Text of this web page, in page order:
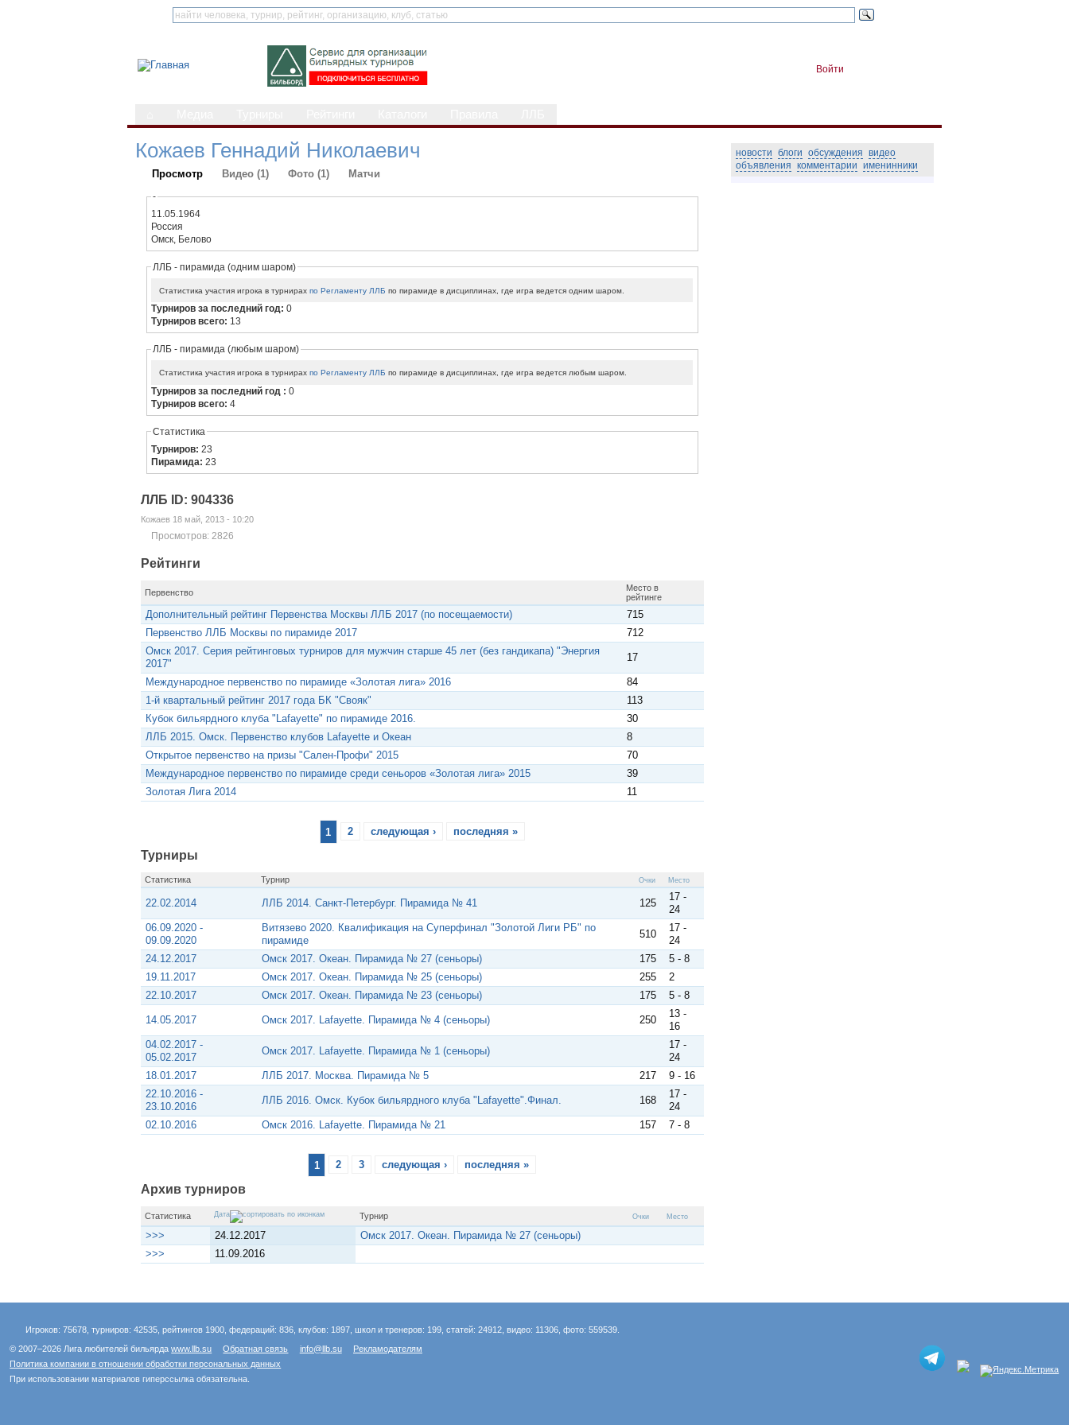
Войти
Кожаев Геннадий Николаевич
Просмотр Видео (1) Фото (1) Матчи
-
11.05.1964
Россия
Омск, Белово
ЛЛБ - пирамида (одним шаром)
Статистика участия игрока в турнирахпо Регламенту ЛЛБ по пирамиде в дисциплинах, где игра ведется одним шаром.
Турниров за последний год:0
Турниров всего: 13
ЛЛБ - пирамида (любым шаром)
Статистика участия игрока в турнирахпо Регламенту ЛЛБ по пирамиде в дисциплинах, где игра ведется любым шаром.
Турниров за последний год :0
Турниров всего:4
Статистика
Турниров:23
Пирамида:23
ЛЛБ ID: 904336
Кожаев 18 май, 2013 - 10:20
Просмотров: 2826
Рейтинги
Первенство
Место в
рейтинге
Дополнительный рейтинг Первенства Москвы ЛЛБ 2017 (по посещаемости)
715
Первенство ЛЛБ Москвы по пирамиде 2017
712
Омск 2017. Серия рейтинговых турниров для мужчин старше 45 лет (без гандикапа) "Энергия
2017"
17
Международное первенство по пирамиде «Золотая лига» 2016
84
1-й квартальный рейтинг 2017 года БК "Свояк"
113
Кубок бильярдного клуба "Lafayette" по пирамиде 2016.
30
ЛЛБ 2015. Омск. Первенство клубов Lafayette и Океан
8
Открытое первенство на призы "Сален-Профи" 2015
70
Международное первенство по пирамиде среди сеньоров «Золотая лига» 2015
39
Золотая Лига 2014
11
1 2 следующая › последняя »
Турниры
Статистика Турнир Очки Место
22.02.2014 ЛЛБ 2014. Санкт-Петербург. Пирамида № 41 125
17 -
24
06.09.2020 -
09.09.2020
Витязево 2020. Квалификация на Суперфинал "Золотой Лиги РБ" по
пирамиде
510
17 -
24
24.12.2017
Омск 2017. Океан. Пирамида № 27 (сеньоры) 175
5 - 8
19.11.2017
Омск 2017. Океан. Пирамида № 25 (сеньоры) 255
2
22.10.2017
Омск 2017. Океан. Пирамида № 23 (сеньоры) 175 5 - 8
14.05.2017 Омск 2017. Lafayette. Пирамида № 4 (сеньоры) 250
13 -
16
04.02.2017 -
05.02.2017
Омск 2017. Lafayette. Пирамида № 1 (сеньоры)
17 -
24
18.01.2017
ЛЛБ 2017. Москва. Пирамида № 5 217
9 - 16
22.10.2016 -
23.10.2016
ЛЛБ 2016. Омск. Кубок бильярдного клуба "Lafayette".Финал. 168
17 -
24
02.10.2016
Омск 2016. Lafayette. Пирамида № 21 157 7 - 8
1 2 3 следующая › последняя »
Архив турниров
Статистика Дата Турнир Очки Место
>>> 24.12.2017
Омск 2017. Океан. Пирамида № 27 (сеньоры)
>>>
11.09.2016
новости блоги обсуждения видео
объявления комментарии именинники
Игроков: 75678, турниров: 42535, рейтингов 1900, федераций: 836, клубов: 1897, школ и тренеров: 199, статей: 24912, видео: 11306, фото: 559539.
© 2007–2026 Лига любителей бильярдаwww.llb.su Обратная связь info@llb.su
Рекламодателям
Политика компании в отношении обработки персональных данных
При использовании материалов гиперссылка обязательна.